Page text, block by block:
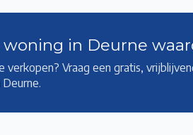
in Deurne
verkopen? Vraag een gratis,
Deurne